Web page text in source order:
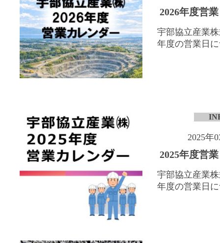
2026年度営
宇部協立産業
年度の営業日
2025年
2025年度営
宇部協立産業
年度の営業日